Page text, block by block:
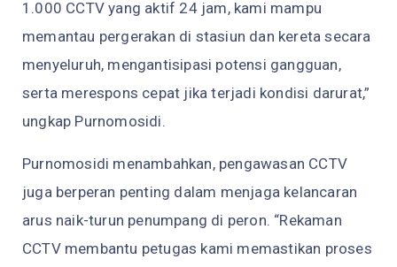
1.000 CCTV yang aktif 24 jam, kami mampu
memantau pergerakan di stasiun dan kereta secara
menyeluruh, mengantisipasi potensi gangguan,
serta merespons cepat jika terjadi kondisi darurat,”
ungkap Purnomosidi.
Purnomosidi menambahkan, pengawasan CCTV
juga berperan penting dalam menjaga kelancaran
arus naik-turun penumpang di peron. “Rekaman
CCTV membantu petugas kami memastikan proses